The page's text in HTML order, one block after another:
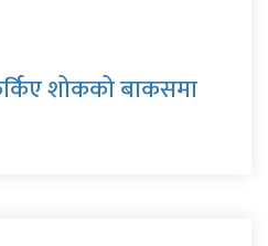
शोकको बाकसमा